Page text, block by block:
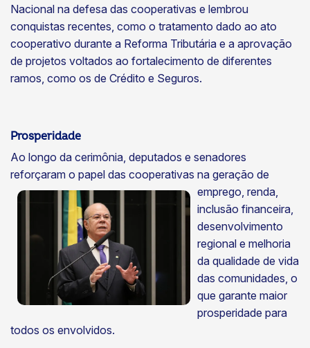
Nacional na defesa das cooperativas e lembrou
conquistas recentes, como o tratamento dado ao ato
cooperativo durante a Reforma Tributária e a aprovação
de projetos voltados ao fortalecimento de diferentes
ramos, como os de Crédito e Seguros.
Prosperidade
Ao longo da cerimônia, deputados e senadores
reforçaram o papel das cooperativas na geração de
emprego, renda,
inclusão financeira,
desenvolvimento
regional e melhoria
da qualidade de vida
das comunidades, o
que garante maior
prosperidade para
todos os envolvidos.